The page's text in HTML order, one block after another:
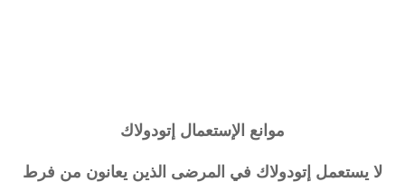
موانع الإستعمال إتودولاك
لا يستعمل إتودولاك في المرضى الذين يعانون من فرط